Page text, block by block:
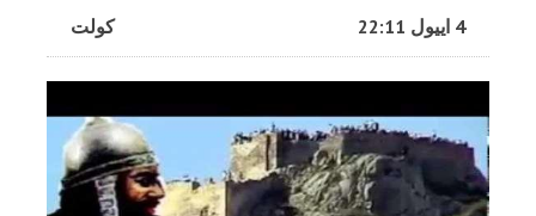
کولت 4 اییول 22:11